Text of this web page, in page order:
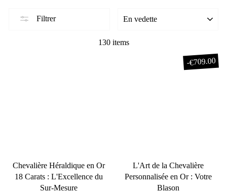
Filtrer
130 items
Chevalière Héraldique en Or
18 Carats : L'Excellence du
Sur-Mesure
-€709.00
L'Art de la Chevalière
Personnalisée en Or : Votre
Blason